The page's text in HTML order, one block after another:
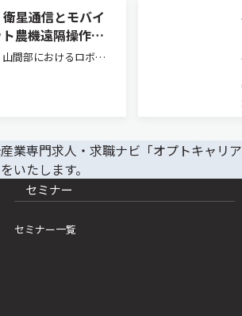
星通信とモバイ
農機遠隔操作を
間部におけるロボッ
験を実施し、モバイ
通信制御、および映
セミナー
セミナー一覧